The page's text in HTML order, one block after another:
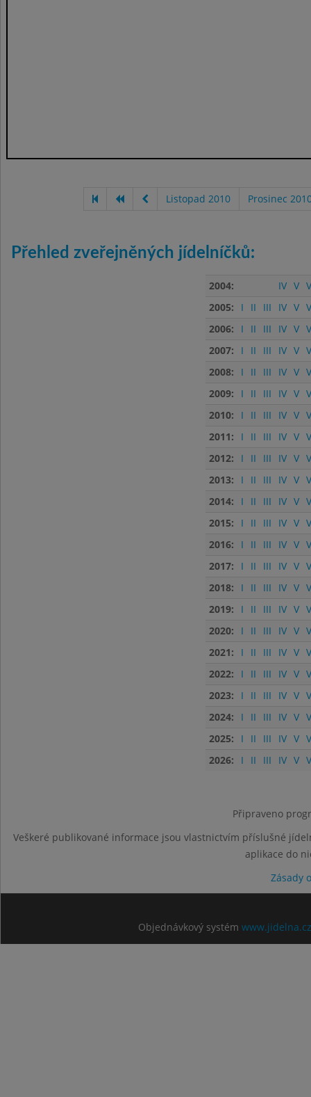
Listopad 2010 Prosinec
Přehled zveřejněných jídelníčků:
2004: IV V
2005:
I II III IV V
2006:
I II III IV V
2007:
I II III IV V
2008:
I II III IV V
2009:
I II III IV V
2010:
I II III IV V
2011:
I II III IV V
2012:
I II III IV V
2013:
I II III IV V
2014:
I II III IV V
2015:
I II III IV V
2016:
I II III IV V
2017:
I II III IV V
2018:
I II III IV V
2019:
I II III IV V
2020:
I II III IV V
2021:
I II III IV V
2022:
I II III IV V
2023:
I II III IV V
2024:
I II III IV V
2025:
I II III IV V
2026:
I II III IV V
Připraveno
Veškeré publikované informace jsou vlastnictvím příslušné
aplikace do
Zásady
Objednávkový systém www.jidelna.cz